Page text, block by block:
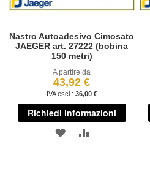
Nastro Autoadesivo Cimosato
JAEGER art. 27222 (bobina
150 metri)
A partire da
43,92 €
36,00 €
Richiedi informazioni
AGGIUNGIAGGIUNGI